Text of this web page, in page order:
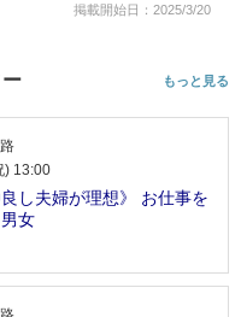
掲載開始日：2025/3/20
もっと見る
) 13:00
良し夫婦が理想》 お仕事を
女